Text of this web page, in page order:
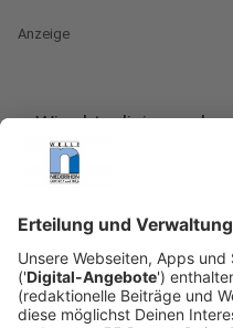
Anzeige
Wir aktualisieren
Anzeige
Unwetter in Krefeld
Anzeige